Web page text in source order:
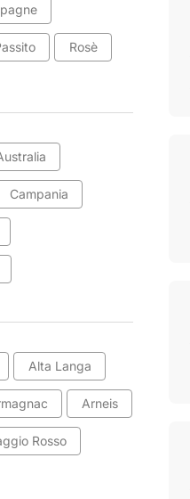
Rosè
Campania
Alta Langa
Arneis
Rosso